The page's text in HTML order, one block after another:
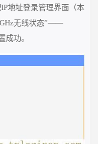
地址登录管理界面（本
无线状态”——
成功。